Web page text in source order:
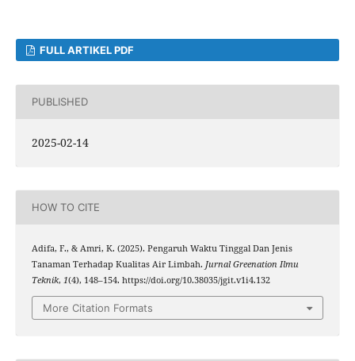
FULL ARTIKEL PDF
PUBLISHED
2025-02-14
HOW TO CITE
Adifa, F., & Amri, K. (2025). Pengaruh Waktu Tinggal Dan Jenis
Tanaman Terhadap Kualitas Air Limbah. Jurnal Greenation Ilmu
Teknik, 1(4), 148–154. https://doi.org/10.38035/jgit.v1i4.132
More Citation Formats